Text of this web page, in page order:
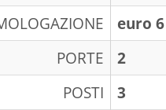
euro 6
PORTE
2
POSTI
3